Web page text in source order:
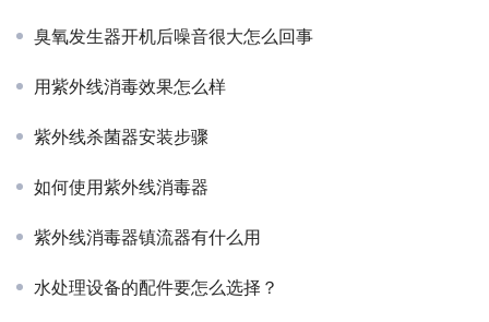
臭氧发生器开机后噪音很大怎么回事
用紫外线消毒效果怎么样
紫外线杀菌器安装步骤
如何使用紫外线消毒器
紫外线消毒器镇流器有什么用
水处理设备的配件要怎么选择？